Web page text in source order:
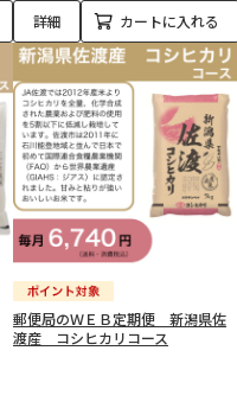
詳細 カートに入れる
郵便局のＷＥＢ定期便 新潟県佐
渡産 コシヒカリコース